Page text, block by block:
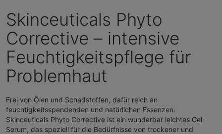
Skinceuticals Phyto
Corrective – intensive
Feuchtigkeitspflege für
Problemhaut
Frei von Ölen und Schadstoffen, dafür reich an
feuchtigkeitsspendenden und natürlichen Essenzen:
Skinceuticals Phyto Corrective ist ein wunderbar leichtes Gel-
Serum, das speziell für die Bedürfnisse von trockener und